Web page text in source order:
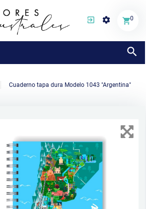
0
Cuaderno tapa dura Modelo 1043 "Argentina"